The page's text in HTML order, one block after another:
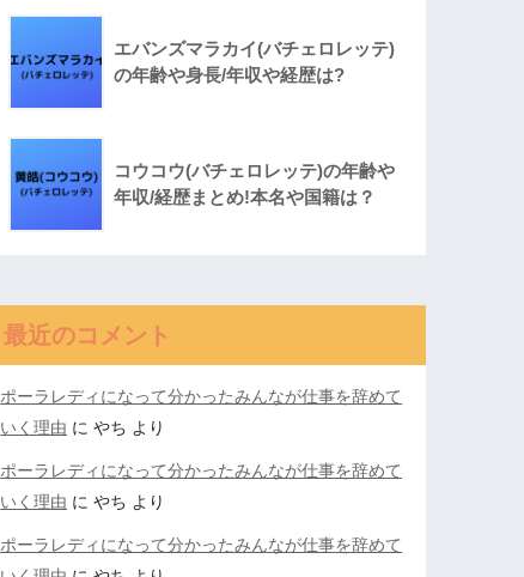
エバンズマラカイ(バチェロレッテ)
の年齢や身長/年収や経歴は?
コウコウ(バチェロレッテ)の年齢や
年収/経歴まとめ!本名や国籍は？
最近のコメント
ポーラレディになって分かったみんなが仕事を辞めて
いく理由 にやち より
ポーラレディになって分かったみんなが仕事を辞めて
いく理由 にやち より
ポーラレディになって分かったみんなが仕事を辞めて